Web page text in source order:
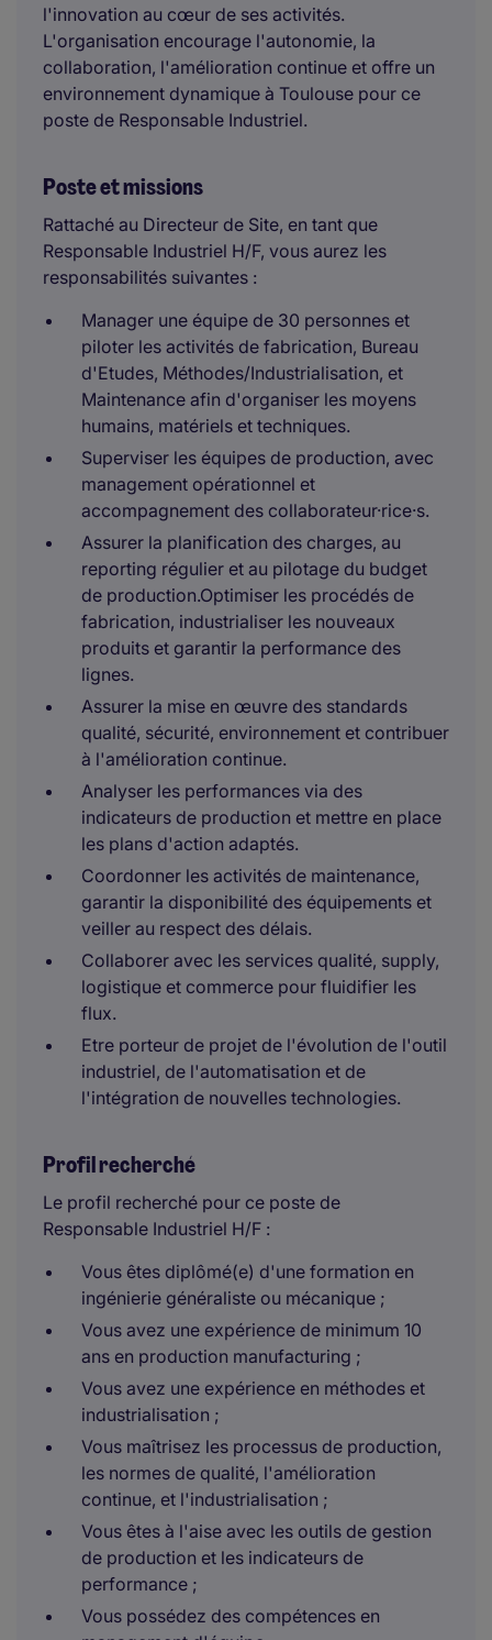
l'innovation au cœur de ses activités.
L'organisation encourage l'autonomie, la
collaboration, l'amélioration continue et offre un
environnement dynamique à Toulouse pour ce
poste de Responsable Industriel.
Poste et missions
Rattaché au Directeur de Site, en tant que
Responsable Industriel H/F, vous aurez les
responsabilités suivantes :
Manager une équipe de 30 personnes et
piloter les activités de fabrication, Bureau
d'Etudes, Méthodes/Industrialisation, et
Maintenance afin d'organiser les moyens
humains, matériels et techniques.
Superviser les équipes de production, avec
management opérationnel et
accompagnement des collaborateur·rice·s.
Assurer la planification des charges, au
reporting régulier et au pilotage du budget
de production.Optimiser les procédés de
fabrication, industrialiser les nouveaux
produits et garantir la performance des
lignes.
Assurer la mise en œuvre des standards
qualité, sécurité, environnement et contribuer
à l'amélioration continue.
Analyser les performances via des
indicateurs de production et mettre en place
les plans d'action adaptés.
Coordonner les activités de maintenance,
garantir la disponibilité des équipements et
veiller au respect des délais.
Collaborer avec les services qualité, supply,
logistique et commerce pour fluidifier les
flux.
Etre porteur de projet de l'évolution de l'outil
industriel, de l'automatisation et de
l'intégration de nouvelles technologies.
Profil recherché
Le profil recherché pour ce poste de
Responsable Industriel H/F :
Vous êtes diplômé(e) d'une formation en
ingénierie généraliste ou mécanique ;
Vous avez une expérience de minimum 10
ans en production manufacturing ;
Vous avez une expérience en méthodes et
industrialisation ;
Vous maîtrisez les processus de production,
les normes de qualité, l'amélioration
continue, et l'industrialisation ;
Vous êtes à l'aise avec les outils de gestion
de production et les indicateurs de
performance ;
Vous possédez des compétences en